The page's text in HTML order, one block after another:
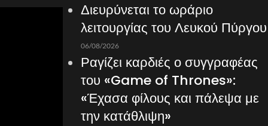
Διευρύνεται το ωράριο
λειτουργίας του Λευκού Πύργου
06/08/2026
Ραγίζει καρδιές ο συγγραφέας
του «Game of Thrones»:
«Έχασα φίλους και πάλεψα με
την κατάθλιψη»